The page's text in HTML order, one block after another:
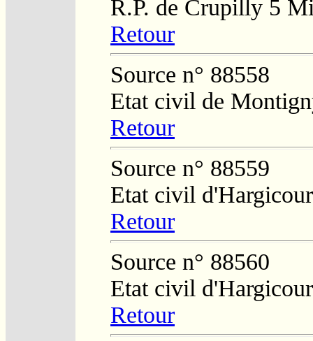
R.P. de Crupilly 5
Retour
Source n° 88558
Etat civil de
Retour
Source n° 88559
Etat civil
Retour
Source n° 88560
Etat civil
Retour